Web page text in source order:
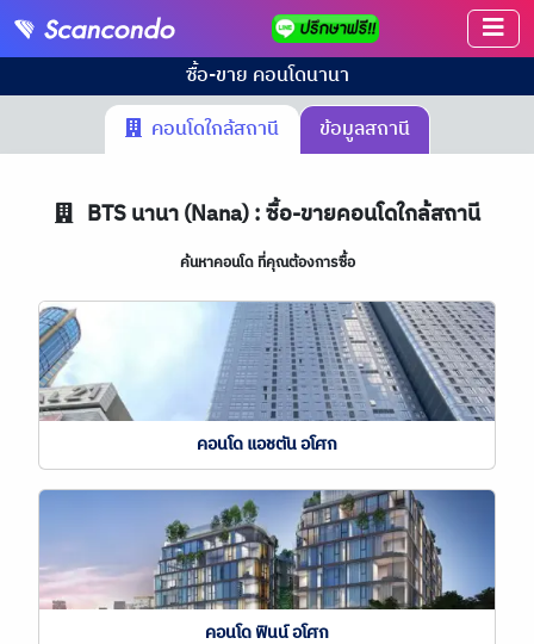
ซื้อ-ขาย คอนโดนานา
คอนโดใกล้สถานี
ข้อมูลสถานี
BTSนานา (Nana) : ซื้อ-ขายคอนโดใกล้สถานี
ค้นหาคอนโด ที่คุณต้องการซื้อ
คอนโด แอชตัน อโศก
คอนโด ฟินน์ อโศก